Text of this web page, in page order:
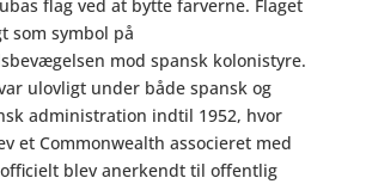
flag ved at bytte farverne. Flaget
som symbol på
mod spansk kolonistyre.
ulovligt under både spansk og
administration indtil 1952, hvor
et Commonwealth associeret med
officielt blev anerkendt til offentlig